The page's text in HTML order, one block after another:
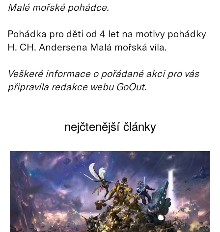
Malé mořské pohádce.
Pohádka pro děti od 4 let na motivy pohádky
H. CH. Andersena Malá mořská víla.
Veškeré informace o pořádané akci pro vás
připravila redakce webu GoOut.
nejčtenější články